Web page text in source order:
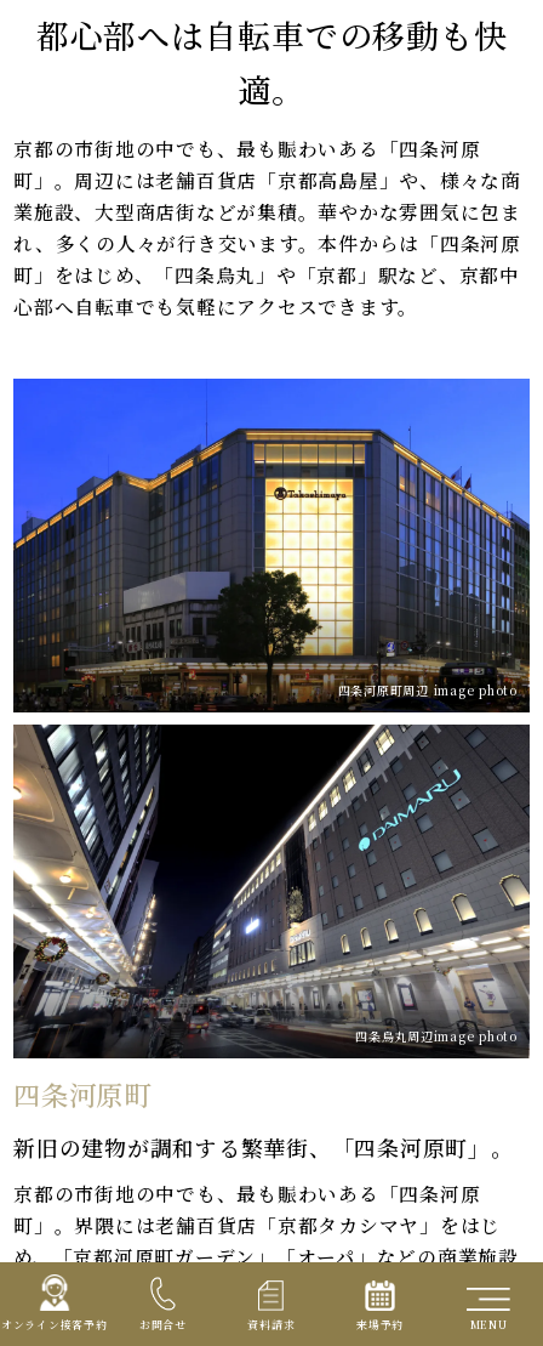
都心部へは自転車での移動も快
適。
京都の市街地の中でも、最も賑わいある「四条河原
町」。周辺には老舗百貨店「京都高島屋」や、様々な商
業施設、大型商店街などが集積。華やかな雰囲気に包ま
れ、多くの人々が行き交います。本件からは「四条河原
町」をはじめ、「四条烏丸」や「京都」駅など、京都中
心部へ自転車でも気軽にアクセスできます。
四条河原町周辺 image photo
四条烏丸周辺image photo
四条河原町
新旧の建物が調和する繁華街、「四条河原町」。
京都の市街地の中でも、最も賑わいある「四条河原
町」。界隈には老舗百貨店「京都タカシマヤ」をはじ
め、「京都河原町ガーデン」「オーパ」などの商業施設
や大型商店街などが集積しています。また細い路地を歩
く「先斗町」や「京都錦市場商店街」など風情あるスポ
オンライン接客予約 お問合せ 資料請求 来場予約 MENU